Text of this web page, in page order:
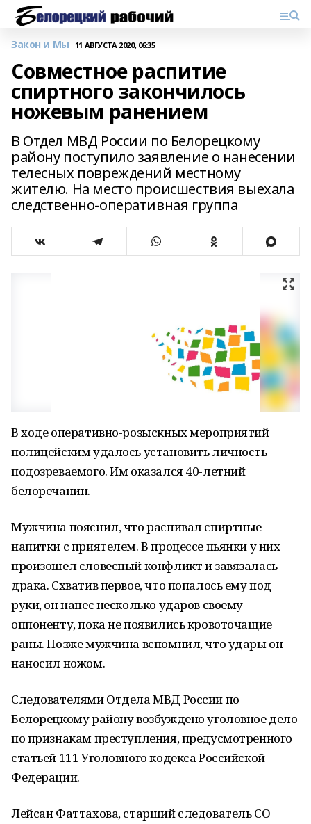
Закон и Мы 11 АВГУСТА 2020, 06:35
Совместное распитие
спиртного закончилось
ножевым ранением
В Отдел МВД России по Белорецкому
району поступило заявление о нанесении
телесных повреждений местному
жителю. На место происшествия выехала
следственно-оперативная группа
В ходе оперативно-розыскных мероприятий
полицейским удалось установить личность
подозреваемого. Им оказался 40-летний
белоречанин.
Мужчина пояснил, что распивал спиртные
напитки с приятелем. В процессе пьянки у них
произошел словесный конфликт и завязалась
драка. Схватив первое, что попалось ему под
руки, он нанес несколько ударов своему
оппоненту, пока не появились кровоточащие
раны. Позже мужчина вспомнил, что удары он
наносил ножом.
Следователями Отдела МВД России по
Белорецкому району возбуждено уголовное дело
по признакам преступления, предусмотренного
статьей 111 Уголовного кодекса Российской
Федерации.
Лейсан Фаттахова, старший следователь СО